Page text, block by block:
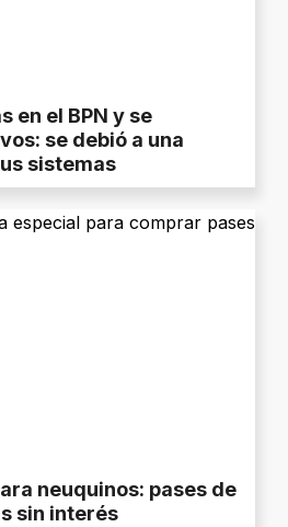
en el BPN y se
se debió a una
sistemas
neuquinos: pases de
sin interés